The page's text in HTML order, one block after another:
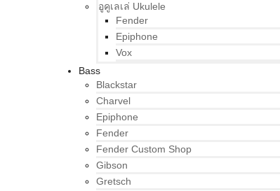
อูคูเลเล่ Ukulele
Fender
Epiphone
Vox
Bass
Blackstar
Charvel
Epiphone
Fender
Fender Custom Shop
Gibson
Gretsch